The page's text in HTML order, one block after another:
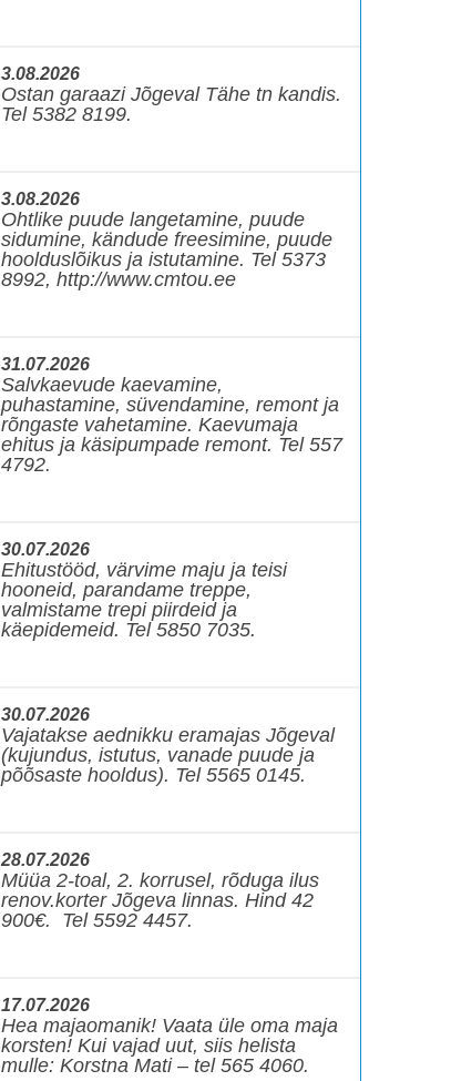
3.08.2026
Ostan garaazi Jõgeval Tähe tn kandis.
Tel 5382 8199.
3.08.2026
Ohtlike puude langetamine, puude
sidumine, kändude freesimine, puude
hoolduslõikus ja istutamine. Tel 5373
8992, http://www.cmtou.ee
31.07.2026
Salvkaevude kaevamine,
puhastamine, süvendamine, remont ja
rõngaste vahetamine. Kaevumaja
ehitus ja käsipumpade remont. Tel 557
4792.
30.07.2026
Ehitustööd, värvime maju ja teisi
hooneid, parandame treppe,
valmistame trepi piirdeid ja
käepidemeid. Tel 5850 7035.
30.07.2026
Vajatakse aednikku eramajas Jõgeval
(kujundus, istutus, vanade puude ja
põõsaste hooldus). Tel 5565 0145.
28.07.2026
Müüa 2-toal, 2. korrusel, rõduga ilus
renov.korter Jõgeva linnas. Hind 42
900€. Tel 5592 4457.
17.07.2026
Hea majaomanik! Vaata üle oma maja
korsten! Kui vajad uut, siis helista
mulle: Korstna Mati – tel 565 4060.